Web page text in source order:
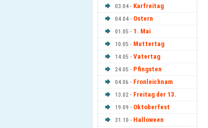
03.04 - Karfreitag
04.04 - Ostern
01.05 - 1. Mai
10.05 - Muttertag
14.05 - Vatertag
24.05 - Pfingsten
04.06 - Fronleichnam
13.02 - Freitag der 13.
19.09 - Oktoberfest
31.10 - Halloween